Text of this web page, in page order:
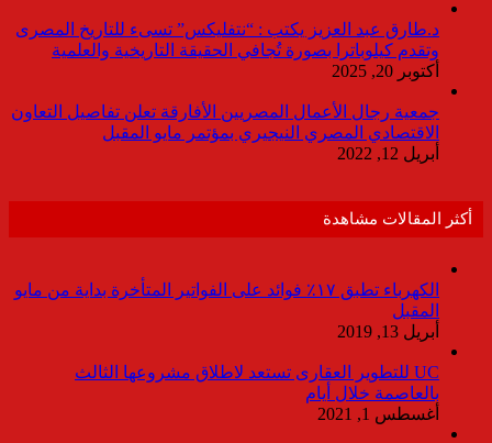
د.طارق عبد العزيز يكتب : “نتفليكس” تسىء للتاريخ المصرى
وتقدم كيلوباترا بصورة تُجافي الحقيقة التاريخية والعلمية
أكتوبر 20, 2025
جمعية رجال الأعمال المصريين الأفارقة تعلن تفاصيل التعاون
الاقتصادي المصري النيجيري بمؤتمر مايو المقبل
أبريل 12, 2022
أكثر المقالات مشاهدة
الكهرباء تطبق ١٧٪ فوائد على الفواتير المتأخرة بداية من مايو
المقبل
أبريل 13, 2019
UC للتطوير العقارى تستعد لاطلاق مشروعها الثالث
بالعاصمة خلال أيام
أغسطس 1, 2021